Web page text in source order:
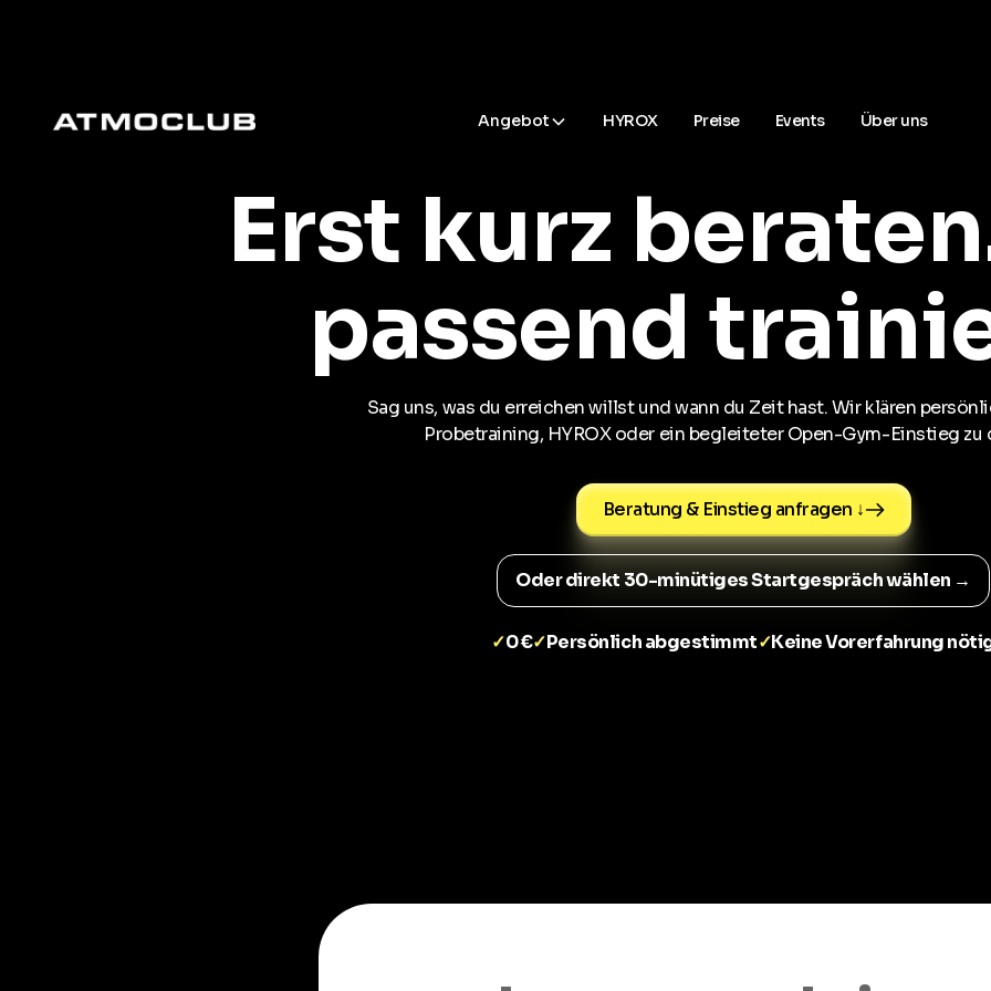
Angebot HYROX Preise Events Über uns
Erst kurz
passend
Sag uns, was du erreichen willst und wann du Zeit hast. Wir klären
Probetraining, HYROX oder ein begleiteter Open-Gym-Einstieg zu
Beratung & Einstieg anfragen ↓
Oder direkt 30-minütiges Startgespräch wählen →
0 € Persönlich abgestimmt Keine Vorerfahrung